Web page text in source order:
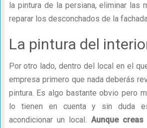
la pintura de la persiana, eliminar las
reparar los desconchados de la
La pintura del
Por otro lado, dentro del local en el
empresa primero que nada deberás
pintura. Es algo bastante obvio pero
lo tienen en cuenta y sin duda
acondicionar un local. Aunque